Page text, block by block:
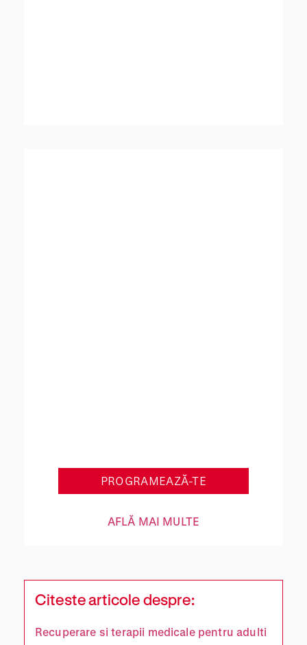
PROGRAMEAZĂ-TE
AFLĂ MAI MULTE
Citeste articole despre:
Recuperare si terapii medicale pentru adulti